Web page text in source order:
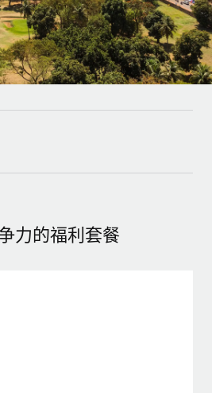
作流程
源功能
何人工智能工具与 Remote 平台相连
方面的专家帮助
决方案扩展团队
咨询
力的福利套餐